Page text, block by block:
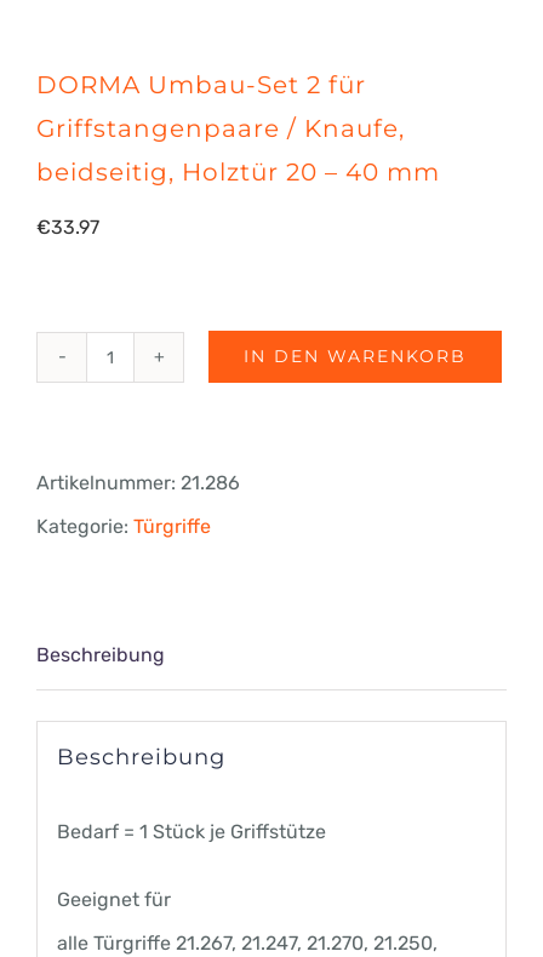
DORMA Umbau-Set 2 für
Griffstangenpaare / Knaufe,
beidseitig, Holztür 20 – 40 mm
€33.97
DORMA
beidseitig,
Holztür
40
mm
IN DEN WARENKORB
Artikelnummer: 21.286
Kategorie: Türgriffe
Beschreibung
Beschreibung
Bedarf = 1 Stück je Griffstütze
Geeignet für
alle Türgriffe 21.267, 21.247, 21.270, 21.250,